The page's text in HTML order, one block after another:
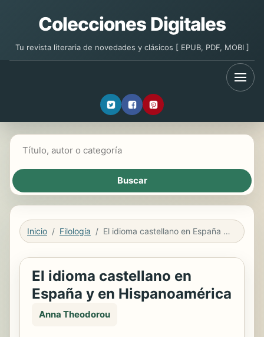
Colecciones Digitales
Tu revista literaria de novedades y clásicos [ EPUB, PDF, MOBI ]
Inicio Filología El idioma castellano en España y en Hispanoamérica
El idioma castellano en
España y en Hispanoamérica
Anna Theodorou